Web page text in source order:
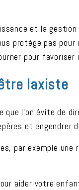
et la
protège pas
pour favoriser
laxiste
que l’on évite de
et engendrer
par exemple
aider votre